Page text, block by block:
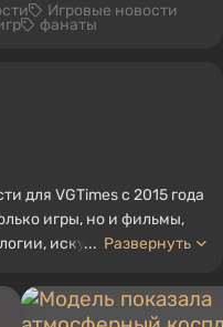
Игровые новости
фанаты
для VGTimes с 2015 года
игры, но и фильмы,
искусственный
и других статей,
различные игровые
... Развернуть